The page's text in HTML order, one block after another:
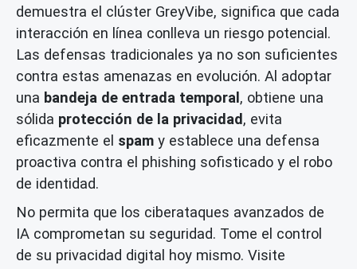
demuestra el clúster GreyVibe, significa que cada
interacción en línea conlleva un riesgo potencial.
Las defensas tradicionales ya no son suficientes
contra estas amenazas en evolución. Al adoptar
una bandeja de entrada temporal , obtiene una
sólida protección de la privacidad , evita
eficazmente el spam y establece una defensa
proactiva contra el phishing sofisticado y el robo
de identidad.
No permita que los ciberataques avanzados de
IA comprometan su seguridad. Tome el control
de su privacidad digital hoy mismo. Visite